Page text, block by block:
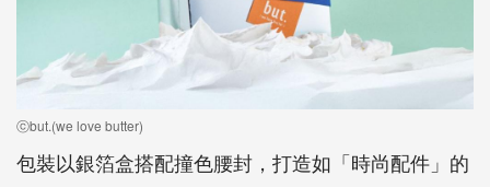
ⓒbut.(we love butter)
包裝以銀箔盒搭配撞色腰封，打造如「時尚配件」的